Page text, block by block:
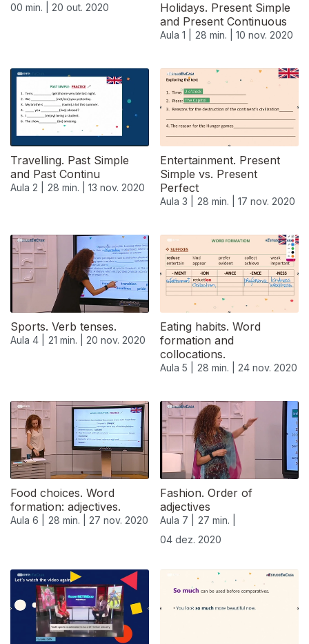
00 min. | 20 out. 2020
Holidays. Present Simple
and Present Continuous
Aula 1 | 28 min. | 10 nov. 2020
Travelling. Past Simple
and Past Continu
Aula 2 | 28 min. | 13 nov. 2020
Entertainment. Present
Simple vs. Present
Perfect
Aula 3 | 28 min. | 17 nov. 2020
Sports. Verb tenses.
Aula 4 | 21 min. | 20 nov. 2020
Eating habits. Word
formation and
collocations.
Aula 5 | 28 min. | 24 nov. 2020
Food choices. Word
formation: adjectives.
Aula 6 | 28 min. | 27 nov. 2020
Fashion. Order of
adjectives
Aula 7 |
27 min. |
04 dez. 2020